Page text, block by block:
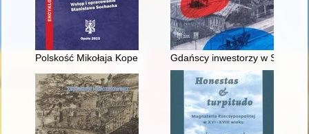
Polskość Mikołaja Kopernika z rodu Ślązaka
Gdańscy inwestorzy w